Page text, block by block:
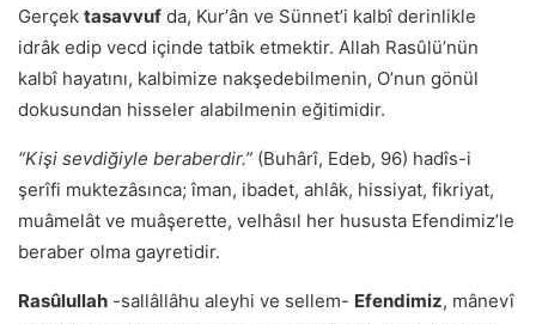
Gerçek tasavvuf da, Kurʼân ve Sünnetʼi kalbî derinlikle
idrâk edip vecd içinde tatbik etmektir. Allah Rasûlüʼnün
kalbî hayatını, kalbimize nakşedebilmenin, Oʼnun gönül
dokusundan hisseler alabilmenin eğitimidir.
“Kişi sevdiğiyle beraberdir.” (Buhârî, Edeb, 96) hadîs-i
şerîfi muktezâsınca; îman, ibadet, ahlâk, hissiyat, fikriyat,
muâmelât ve muâşerette, velhâsıl her hususta Efendimizʼle
beraber olma gayretidir.
Rasûlullah -sallâllâhu aleyhi ve sellem- Efendimiz, mânevî